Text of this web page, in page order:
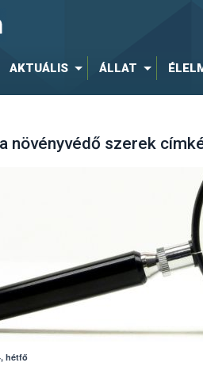
AKTUÁLIS ÁLLAT
növényvédő szerek
hétfő